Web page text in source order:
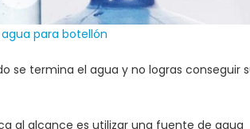
para botellón
se termina el agua y no logras conseguir
al alcance es utilizar una fuente de agua